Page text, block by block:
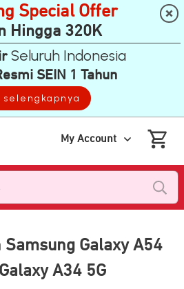
My Account
Galaxy A54
A34 5G
Special Offer
Hingga 320K
Seluruh Indonesia
SEIN 1 Tahun
selengkapnya